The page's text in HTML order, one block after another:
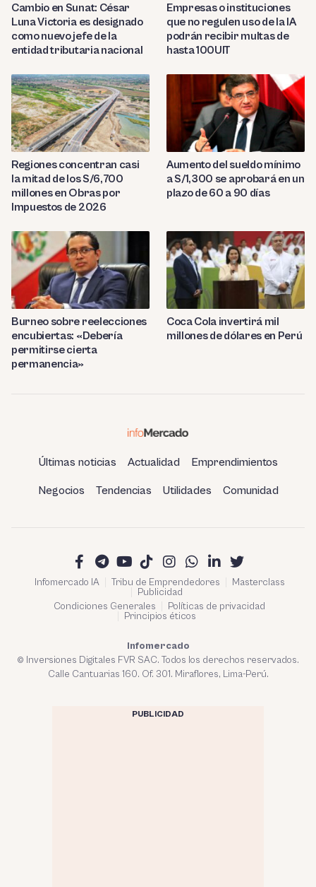
Cambio en Sunat: César
Luna Victoria es designado
como nuevo jefe de la
entidad tributaria nacional
Empresas o instituciones
que no regulen uso de la IA
podrán recibir multas de
hasta 100UIT
Regiones concentran casi
la mitad de los S/6,700
millones en Obras por
Impuestos de 2026
Aumento del sueldo mínimo
a S/1,300 se aprobará en un
plazo de 60 a 90 días
Burneo sobre reelecciones
encubiertas: «Debería
permitirse cierta
permanencia»
Coca Cola invertirá mil
millones de dólares en Perú
Últimas noticias Actualidad Emprendimientos
Negocios Tendencias Utilidades Comunidad
Infomercado IA Tribu de Emprendedores
Masterclass
Publicidad
Condiciones Generales
Políticas de privacidad
Principios éticos
Infomercado
© Inversiones Digitales FVR SAC. Todos los derechos reservados.
Calle Cantuarias 160. Of. 301. Miraflores, Lima-Perú.
PUBLICIDAD